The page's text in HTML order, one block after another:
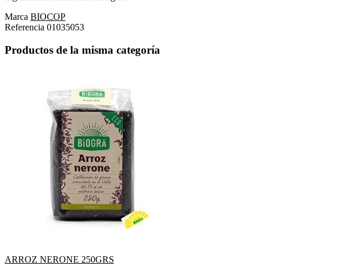
Marca BIOCOP
Referencia 01035053
Productos de la misma categoría
ARROZ NERONE 250GRS